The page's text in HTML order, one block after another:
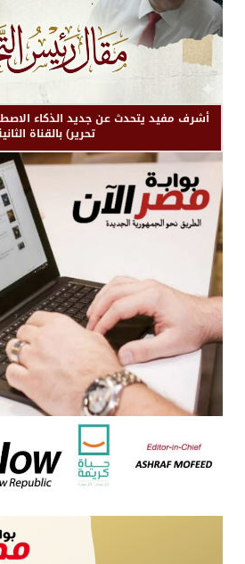
أشرف مفيد يتحدث عن جديد الذكاء
تحرير) بالقناة